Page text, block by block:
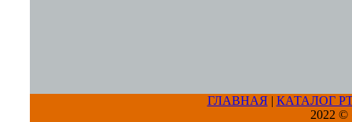
ГЛАВНАЯ | КАТАЛОГ
2022